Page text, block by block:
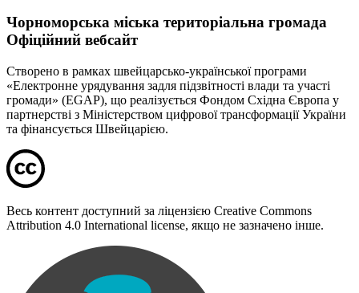
Чорноморська міська територіальна громада
Офіційний вебсайт
Створено в рамках швейцарсько-української програми
«Електронне урядування задля підзвітності влади та участі
громади» (EGAP), що реалізується Фондом Східна Європа у
партнерстві з Міністерством цифрової трансформації України
та фінансується Швейцарією.
Весь контент доступний за ліцензією Creative Commons
Attribution 4.0 International license, якщо не зазначено інше.